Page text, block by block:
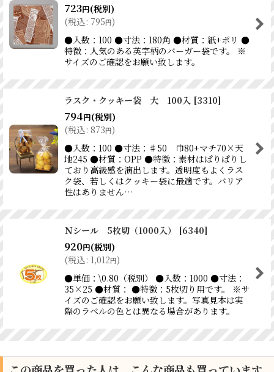
723円(税別)
(税込: 795円)
●入数：100 ●寸法：180角 ●材質：紙+ポリ ●
特徴：人気のある英字柄のバーガー袋です。 ※
サイズのご確認をお願い致します。
ラスク・クッキー袋 大 100入 [3310]
794円(税別)
(税込: 873円)
●入数：100 ●寸法：♯50 巾80+マチ70×天
地245 ●材質：OPP ●特徴：素材はぱりぱりし
ており高級感を演出します。透明度もよくラス
ク袋、若しくはクッキー袋に最適です。バリア
性はありません…
Ｎシール 5枚切（1000入） [6340]
920円(税別)
(税込: 1,012円)
●単価：\0.80（税別） ●入数：1000 ●寸法：
35×25 ●材質： ●特徴：5枚切り用です。 ※サ
イズのご確認をお願い致します。写真見本は実
際のラベルの色とは異なる場合があります。